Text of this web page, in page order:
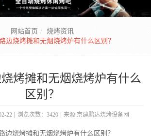
网站首页
烧烤资讯
边烧烤摊和无烟烧烤炉有什么区别？
烤摊和无烟烧烤炉有什么
区别？
22 浏览次数：3420 来源:京建鹏达烧烤设备网